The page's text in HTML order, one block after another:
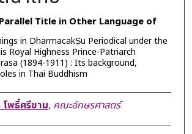
Title in Other Language of
in DharmacakṢu Periodical under the
Royal Highness Prince-Patriarch
(1894-1911) : Its background,
in Thai Buddhism
โพธิ์ศรีขาม, คณะอักษรศาสตร์